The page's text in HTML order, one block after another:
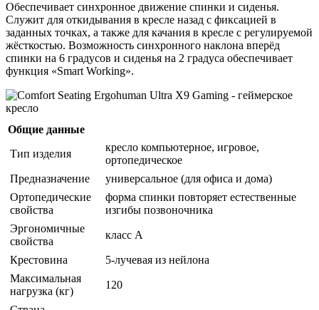
Обеспечивает синхронное движение спинки и сиденья.
Служит для откидывания в кресле назад с фиксацией в
заданных точках, а также для качания в кресле с регулируемой
жёсткостью. Возможность синхронного наклона вперёд
спинки на 6 градусов и сиденья на 2 градуса обеспечивает
функция «Smart Working».
Общие данные
Тип изделия
кресло компьютерное, игровое,
ортопедическое
Предназначение
универсальное (для офиса и дома)
Ортопедические
свойства
форма спинки повторяет естественные
изгибы позвоночника
Эргономичные
свойства
класс A
Крестовина
5-лучевая из нейлона
Максимальная
нагрузка (кг)
120